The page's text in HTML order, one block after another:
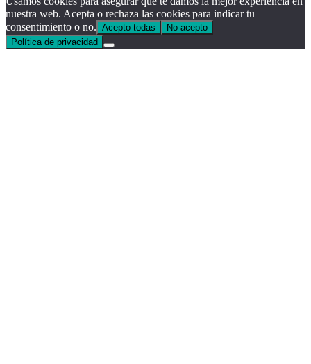
nuestra web. Acepta o rechaza las cookies para indicar tu
consentimiento o no. Acepto todas
No acepto
Política de privacidad